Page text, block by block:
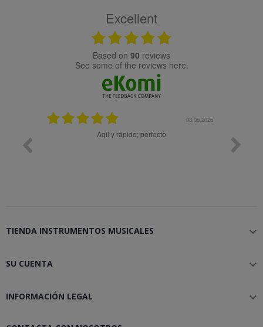
Excellent
based on 90 reviews
see some of the reviews here.
08.05.2026
Ágil y rápido; perfecto
TIENDA INSTRUMENTOS MUSICALES 
SU CUENTA 
INFORMACIÓN LEGAL 